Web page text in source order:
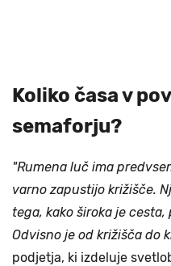
Koliko časa v
semaforju?
"Rumena luč ima
varno zapustijo križišče.
tega, kako široka je
Odvisno je od križišča do
podjetja, ki izdeluje